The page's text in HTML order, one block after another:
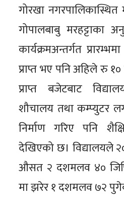
गोरखा नगरपालिकास्थित
गोपालबाबु मरहट्टाका
कार्यक्रमअन्तर्गत
प्राप्त भए पनि अहिले रु
प्राप्त बजेटबाट
शौचालय तथा कम्प्युटर
निर्माण गरिए पनि
देखिएको छ। विद्यालयले
औसत २ दशमलव ४०
मा झरेर १ दशमलव ७२